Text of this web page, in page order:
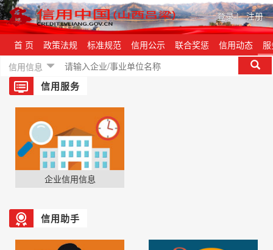
登录| 注册
首 页 政策法规 标准规范 信用公示 联合奖惩 信用动态
信用信息
信用服务
企业信用信息
信用助手